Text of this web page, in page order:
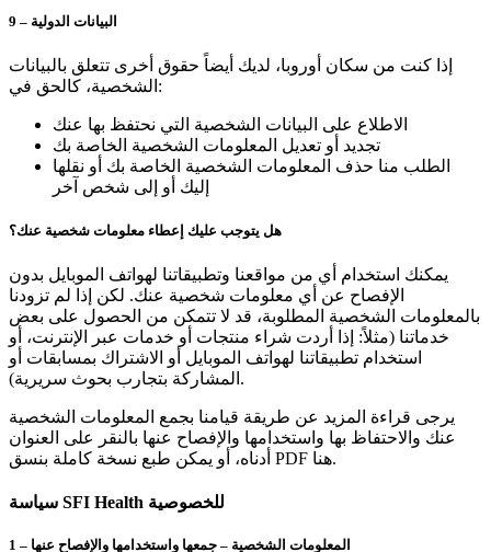
9 – البيانات الدولية
إذا كنت من سكان أوروبا، لديك أيضاً حقوق أخرى تتعلق بالبيانات
الشخصية، كالحق في:
الاطلاع على البيانات الشخصية التي نحتفظ بها عنك
تجديد أو تعديل المعلومات الشخصية الخاصة بك
الطلب منا حذف المعلومات الشخصية الخاصة بك أو نقلها
إليك أو إلى شخص آخر
يمكنك استخدام أي من مواقعنا وتطبيقاتنا لهواتف الموبايل بدون
الإفصاح عن أي معلومات شخصية عنك. لكن إذا لم تزودنا
بالمعلومات الشخصية المطلوبة، قد لا تتمكن من الحصول على بعض
خدماتنا (مثلاً: إذا أردت شراء منتجات أو خدمات عبر الإنترنت، أو
استخدام تطبيقاتنا لهواتف الموبايل أو الاشتراك بمسابقات أو
المشاركة بتجارب بحوث سريرية).
يرجى قراءة المزيد عن طريقة قيامنا بجمع المعلومات الشخصية
عنك والاحتفاظ بها واستخدامها والإفصاح عنها بالنقر على العنوان
أدناه، أو يمكن طبع نسخة كاملة بنسق PDF هنا.
سياسة SFI Health للخصوصية
1 – المعلومات الشخصية – جمعها واستخدامها والإفصاح عنها